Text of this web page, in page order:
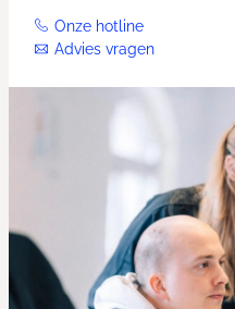
Onze hotline
Advies vragen